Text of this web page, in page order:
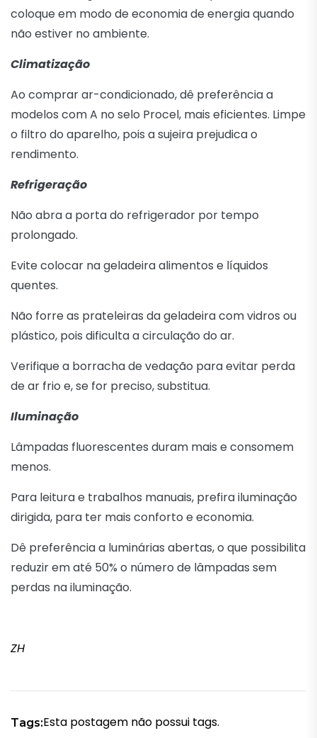
coloque em modo de economia de energia quando
não estiver no ambiente.
Climatização
Ao comprar ar-condicionado, dê preferência a
modelos com A no selo Procel, mais eficientes. Limpe
o filtro do aparelho, pois a sujeira prejudica o
rendimento.
Refrigeração
Não abra a porta do refrigerador por tempo
prolongado.
Evite colocar na geladeira alimentos e líquidos
quentes.
Não forre as prateleiras da geladeira com vidros ou
plástico, pois dificulta a circulação do ar.
Verifique a borracha de vedação para evitar perda
de ar frio e, se for preciso, substitua.
Iluminação
Lâmpadas fluorescentes duram mais e consomem
menos.
Para leitura e trabalhos manuais, prefira iluminação
dirigida, para ter mais conforto e economia.
Dê preferência a luminárias abertas, o que possibilita
reduzir em até 50% o número de lâmpadas sem
perdas na iluminação.
ZH
Tags:Esta postagem não possui tags.